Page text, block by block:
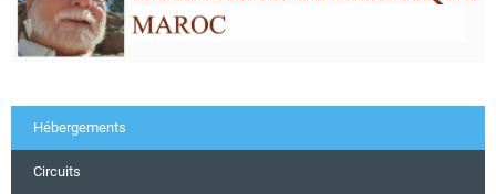
Hébergements
Circuits